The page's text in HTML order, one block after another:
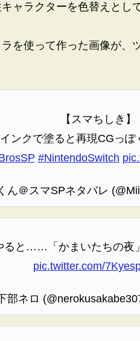
ャラクターを色替えとし
を使って作った画像が、
【スマちしき】
ンクで塗ると再現CGっぽ
#NintendoSwitch
ん＠スマSPネタバレ
ると……「かまいたちの
pic.twitter.com/
部ネロ